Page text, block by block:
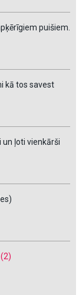
puišiem.
kā tos savest
un ļoti vienkārši
(2)